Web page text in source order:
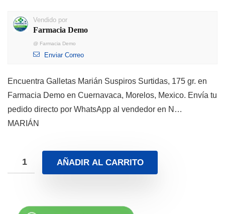
Vendido por
Farmacia Demo
@ Farmacia Demo
Enviar Correo
Encuentra Galletas Marián Suspiros Surtidas, 175 gr. en
Farmacia Demo en Cuernavaca, Morelos, Mexico. Envía tu
pedido directo por WhatsApp al vendedor en N…
MARIÁN
AÑADIR AL CARRITO